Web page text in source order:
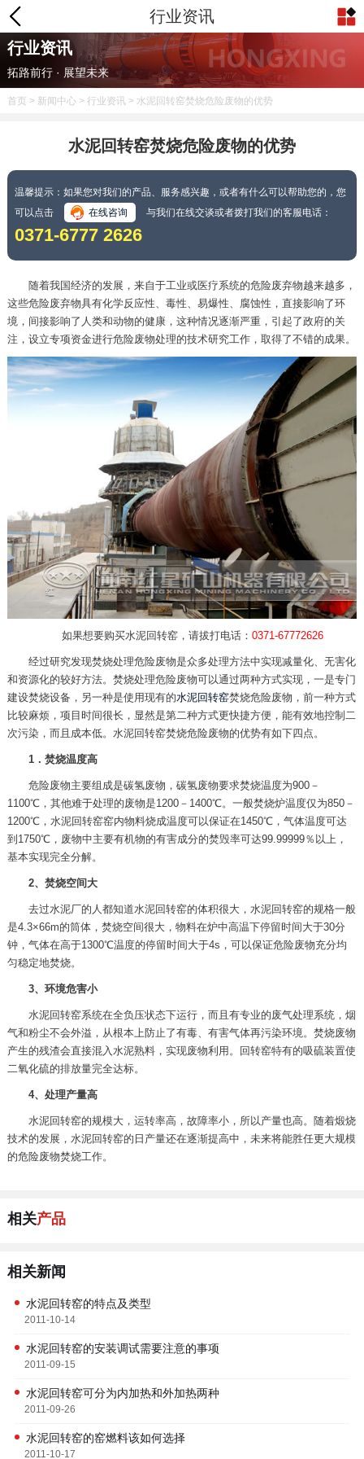
行业资讯
行业资讯
拓路前行 · 展望未来
首页 > 新闻中心> 行业资讯> 水泥回转窑焚烧危险废物的优势
水泥回转窑焚烧危险废物的优势
温馨提示：如果您对我们的产品、服务感兴趣，或者有什么可以帮助您的，您
可以点击
在线咨询 与我们在线交谈或者拨打我们的客服电话：
0371-6777 2626
随着我国经济的发展，来自于工业或医疗系统的危险废弃物越来越多，
这些危险废弃物具有化学反应性、毒性、易爆性、腐蚀性，直接影响了环
境，间接影响了人类和动物的健康，这种情况逐渐严重，引起了政府的关
注，设立专项资金进行危险废物处理的技术研究工作，取得了不错的成果。
如果想要购买水泥回转窑，请拔打电话： 0371-67772626
经过研究发现焚烧处理危险废物是众多处理方法中实现减量化、无害化
和资源化的较好方法。焚烧处理危险废物可以通过两种方式实现，一是专门
建设焚烧设备，另一种是使用现有的水泥回转窑焚烧危险废物，前一种方式
比较麻烦，项目时间很长，显然是第二种方式更快捷方便，能有效地控制二
次污染，而且成本低。水泥回转窑焚烧危险废物的优势有如下四点。
1．焚烧温度高
危险废物主要组成是碳氢废物，碳氢废物要求焚烧温度为900－
1100℃，其他难于处理的废物是1200－1400℃。一般焚烧炉温度仅为850－
1200℃，水泥回转窑窑内物料烧成温度可以保证在1450℃，气体温度可达
到1750℃，废物中主要有机物的有害成分的焚毁率可达99.99999％以上，
基本实现完全分解。
2、焚烧空间大
去过水泥厂的人都知道水泥回转窑的体积很大，水泥回转窑的规格一般
是4.3×66m的筒体，焚烧空间很大，物料在炉中高温下停留时间大于30分
钟，气体在高于1300℃温度的停留时间大于4s，可以保证危险废物充分均
匀稳定地焚烧。
3、环境危害小
水泥回转窑系统在全负压状态下运行，而且有专业的废气处理系统，烟
气和粉尘不会外溢，从根本上防止了有毒、有害气体再污染环境。焚烧废物
产生的残渣会直接混入水泥熟料，实现废物利用。回转窑特有的吸硫装置使
二氧化硫的排放量完全达标。
4、处理产量高
水泥回转窑的规模大，运转率高，故障率小，所以产量也高。随着煅烧
技术的发展，水泥回转窑的日产量还在逐渐提高中，未来将能胜任更大规模
的危险废物焚烧工作。
相关产品
相关新闻
水泥回转窑的特点及类型
2011-10-14
水泥回转窑的安装调试需要注意的事项
2011-09-15
水泥回转窑可分为内加热和外加热两种
2011-09-26
水泥回转窑的窑燃料该如何选择
2011-10-17